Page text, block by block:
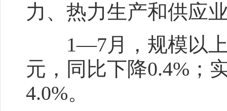
力、热力生产和供应
1—7月，规模以上
元，同比下降0.4%；
4.0%。